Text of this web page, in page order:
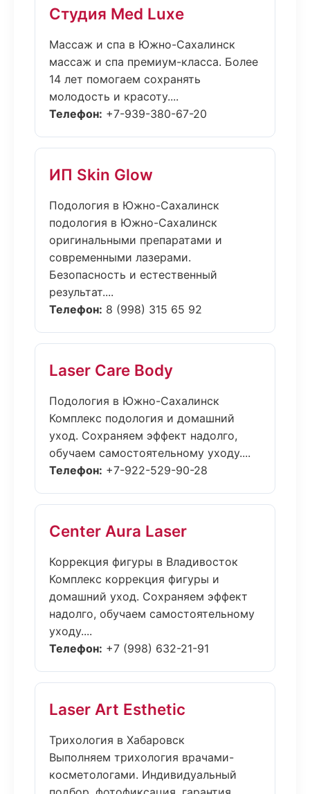
Студия Med Luxe
Массаж и спа в Южно-Сахалинск
массаж и спа премиум-класса. Более
14 лет помогаем сохранять
молодость и красоту....
Телефон: +7-939-380-67-20
ИП Skin Glow
Подология в Южно-Сахалинск
подология в Южно-Сахалинск
оригинальными препаратами и
современными лазерами.
Безопасность и естественный
результат....
Телефон: 8 (998) 315 65 92
Laser Care Body
Подология в Южно-Сахалинск
Комплекс подология и домашний
уход. Сохраняем эффект надолго,
обучаем самостоятельному уходу....
Телефон: +7-922-529-90-28
Center Aura Laser
Коррекция фигуры в Владивосток
Комплекс коррекция фигуры и
домашний уход. Сохраняем эффект
надолго, обучаем самостоятельному
уходу....
Телефон: +7 (998) 632-21-91
Laser Art Esthetic
Трихология в Хабаровск
Выполняем трихология врачами-
косметологами. Индивидуальный